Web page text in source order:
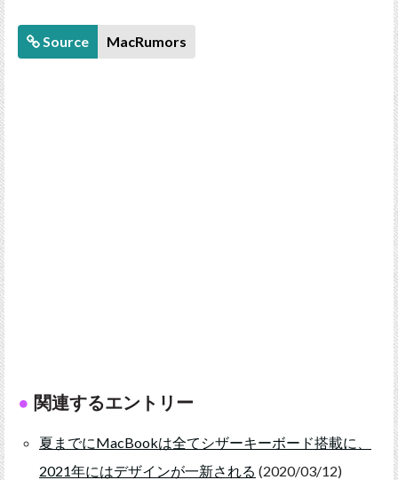
Source MacRumors
関連するエントリー
夏までにMacBookは全てシザーキーボード搭載に、
2021年にはデザインが一新される (2020/03/12)